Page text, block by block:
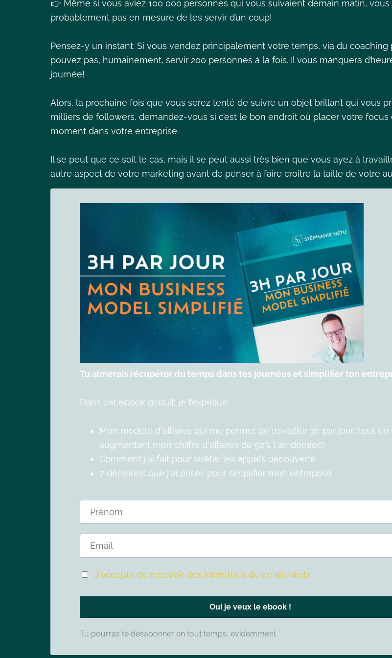
👉 Même si vous aviez 100 000 personnes qui vous suivaient demain matin, vous
probablement pas en mesure de les servir d’un coup!
Pensez-y un instant: Si vous vendez principalement votre temps, via du coaching
pouvez pas, humainement, servir 200 personnes à la fois. Il vous manquera
journée!
Alors, la prochaine fois que vous serez tenté de suivre un objet brillant qui vous
milliers de followers, demandez-vous si c’est le bon endroit où placer votre focus
moment dans votre entreprise.
Il se peut que ce soit le cas, mais il se peut aussi très bien que vous ayez à
autre aspect de votre marketing avant de penser à faire croître la taille de votre
Tu aimerais récupérer du temps dans tes journées et simplifier ton
Dans cet ebook gratuit, je t’explique:
Mon modèle d'affaires qui me permet de travailler 3h par jour (tout en
augmentant mon chiffre d'affaires de 50% l'an dernier!)
Comment j'ai fait pour arrêter les appels découverte
7 décisions que j'ai prises pour simplifier mon entreprise
J'accepte de recevoir des infolettres de ce site web.
Oui je veux le ebook !
Tu pourras te désabonner en tout temps, évidemment.